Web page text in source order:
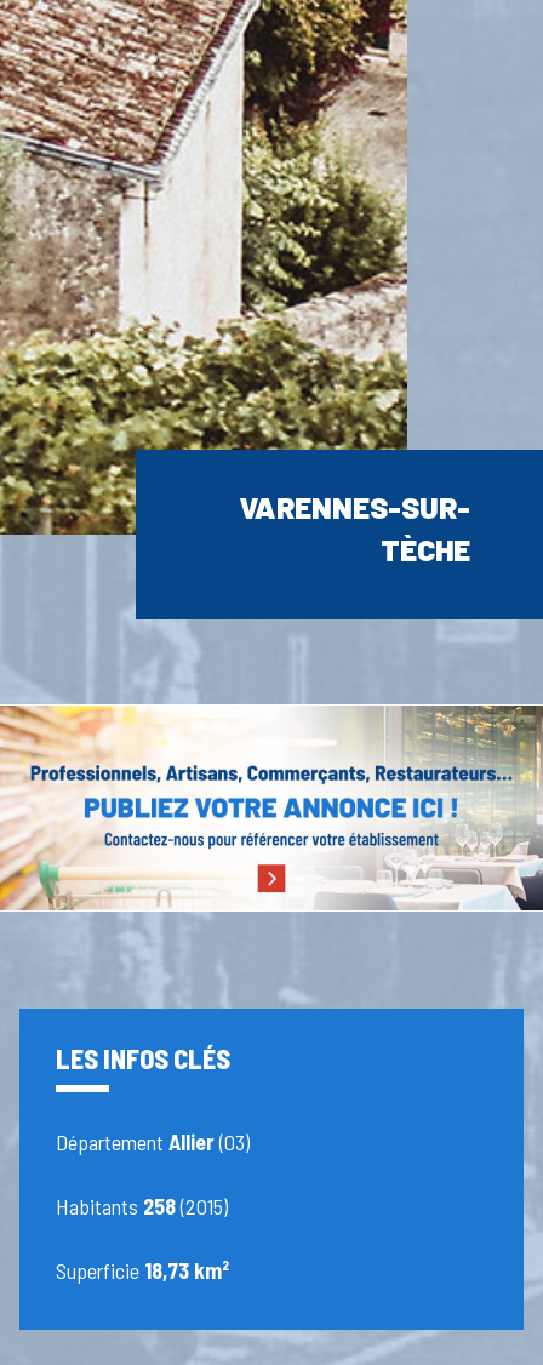
VARENNES-SUR-
TÈCHE
LES INFOS CLÉS
DépartementAllier(03)
Habitants 258(2015)
Superficie 18,73 km²